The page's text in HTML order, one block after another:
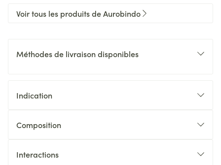
Voir tous les produits de Aurobindo
Méthodes de livraison disponibles
Indication
Composition
Interactions